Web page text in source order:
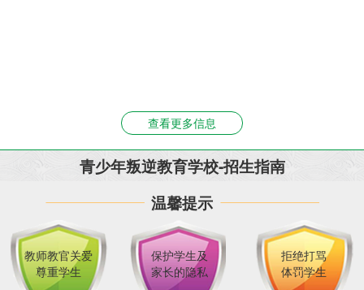
查看更多信息
青少年叛逆教育学校-招生指南
温馨提示
教师教官关爱
尊重学生
保护学生及
家长的隐私
拒绝打骂
体罚学生